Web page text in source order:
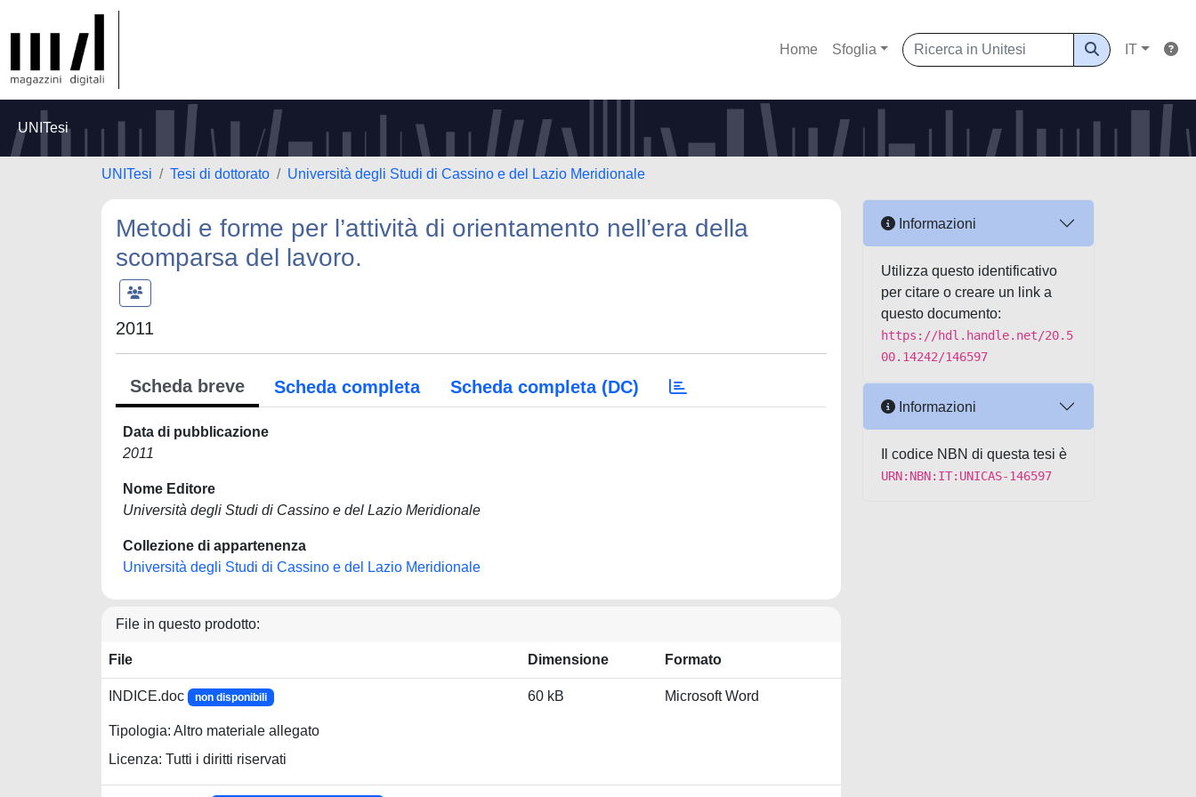
Home Sfoglia IT
UNITesi
UNITesi Tesi di dottorato Università degli Studi di Cassino e del Lazio Meridionale
Metodi e forme per l’attività di orientamento nell’era della
scomparsa del lavoro.
2011
Scheda breve Scheda completa Scheda completa (DC)
Data di pubblicazione
2011
Nome Editore
Università degli Studi di Cassino e del Lazio Meridionale
Collezione di appartenenza
Università degli Studi di Cassino e del Lazio Meridionale
File in questo prodotto:
File Dimensione Formato
INDICE.doc non disponibili
Tipologia: Altro materiale allegato
Licenza: Tutti i diritti riservati
60 kB Microsoft Word
Informazioni
Utilizza questo identificativo
per citare o creare un link a
questo documento:
https://hdl.handle.net/20.5
00.14242/146597
Informazioni
Il codice NBN di questa tesi è
URN:NBN:IT:UNICAS-146597